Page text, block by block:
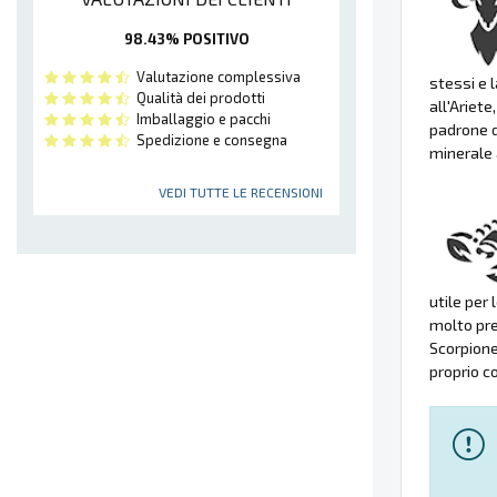
98.43% POSITIVO
Valutazione complessiva
Qualità dei prodotti
Imballaggio e pacchi
Spedizione e consegna
VEDI TUTTE LE RECENSIONI
stessi e
padrone
minerale
utile per
molto
proprio